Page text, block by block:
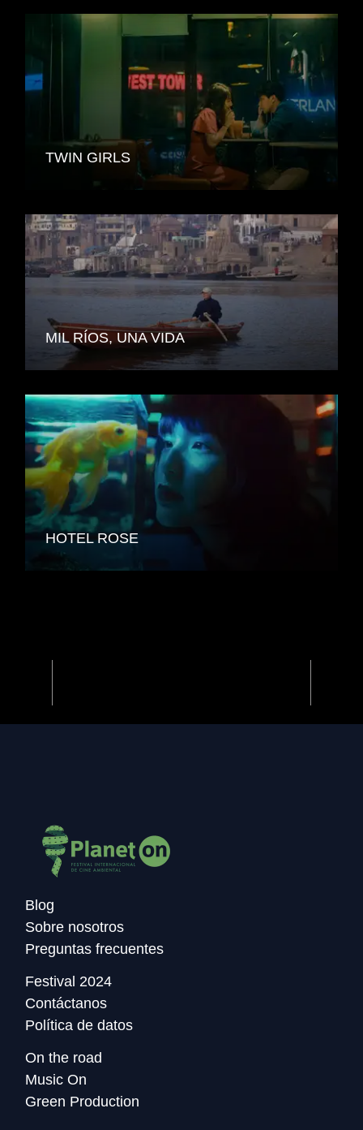
TWIN GIRLS
MIL RÍOS, UNA VIDA
HOTEL ROSE
Blog
Sobre nosotros
Preguntas frecuentes
Festival 2024
Contáctanos
Política de datos
On the road
Music On
Green Production